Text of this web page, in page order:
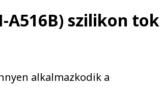
A516B) szilikon tok
alkalmazkodik a